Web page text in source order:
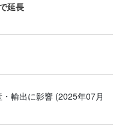
延長
輸出に影響 (2025年07月